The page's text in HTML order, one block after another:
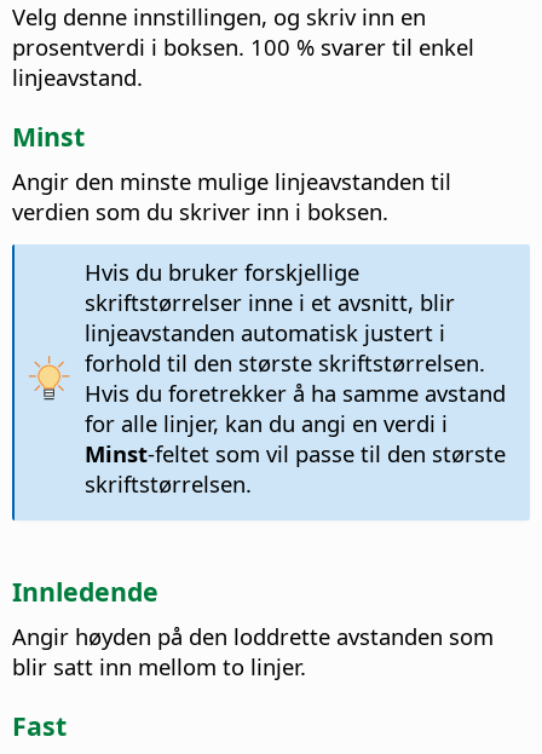
Velg denne innstillingen, og skriv inn en
prosentverdi i boksen. 100 % svarer til enkel
linjeavstand.
Minst
Angir den minste mulige linjeavstanden til
verdien som du skriver inn i boksen.
Hvis du bruker forskjellige
skriftstørrelser inne i et avsnitt, blir
linjeavstanden automatisk justert i
forhold til den største skriftstørrelsen.
Hvis du foretrekker å ha samme avstand
for alle linjer, kan du angi en verdi i
Minst-feltet som vil passe til den største
skriftstørrelsen.
Innledende
Angir høyden på den loddrette avstanden som
blir satt inn mellom to linjer.
Fast